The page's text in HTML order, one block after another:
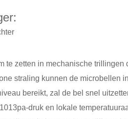
te zetten in mechanische trillingen
straling kunnen de microbellen
bereikt, zal de bel snel
druk en lokale